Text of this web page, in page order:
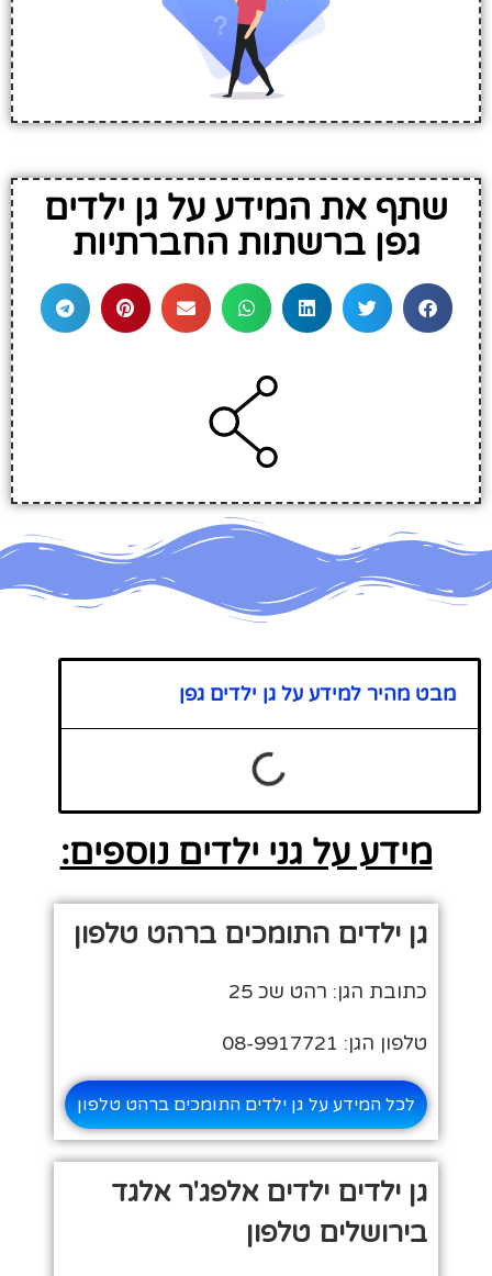
שתף את המידע על גן ילדים
גפן ברשתות החברתיות
מבט מהיר למידע על גן ילדים גפן
מידע על גני ילדים נוספים:
גן ילדים התומכים ברהט טלפון
כתובת הגן: רהט שכ 25
טלפון הגן: 08-9917721
לכל המידע על גן ילדים התומכים ברהט טלפון
גן ילדים ילדים אלפג'ר אלגד
בירושלים טלפון